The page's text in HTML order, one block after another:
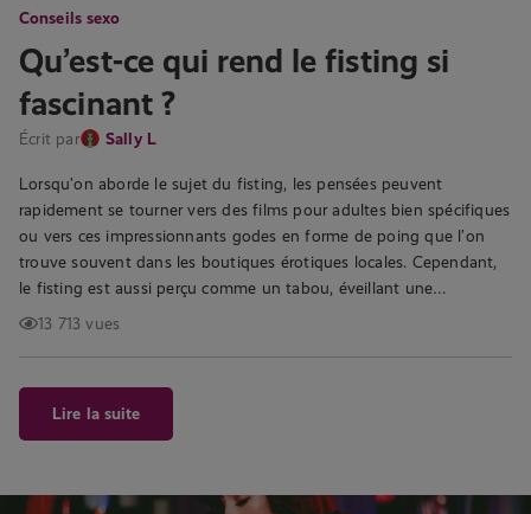
Conseils sexo
Qu’est-ce qui rend le fisting si
fascinant ?
Écrit par Sally L
Lorsqu’on aborde le sujet du fisting, les pensées peuvent
rapidement se tourner vers des films pour adultes bien spécifiques
ou vers ces impressionnants godes en forme de poing que l’on
trouve souvent dans les boutiques érotiques locales. Cependant,
le fisting est aussi perçu comme un tabou, éveillant une…
13 713 vues
Lire la suite